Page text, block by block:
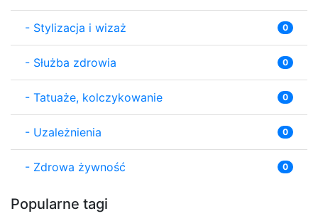
- Stylizacja i wizaż 0
- Służba zdrowia 0
- Tatuaże, kolczykowanie 0
- Uzależnienia 0
- Zdrowa żywność 0
Popularne tagi